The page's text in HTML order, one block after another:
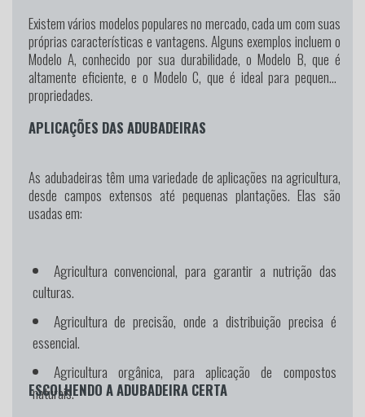
Existem vários modelos populares no mercado, cada um com suas
próprias características e vantagens. Alguns exemplos incluem o
Modelo A, conhecido por sua durabilidade, o Modelo B, que é
altamente eficiente, e o Modelo C, que é ideal para pequenas
propriedades.
APLICAÇÕES DAS ADUBADEIRAS
As adubadeiras têm uma variedade de aplicações na agricultura,
desde campos extensos até pequenas plantações. Elas são
usadas em:
Agricultura convencional, para garantir a nutrição das
culturas.
Agricultura de precisão, onde a distribuição precisa é
essencial.
Agricultura orgânica, para aplicação de compostos
naturais.
ESCOLHENDO A ADUBADEIRA CERTA